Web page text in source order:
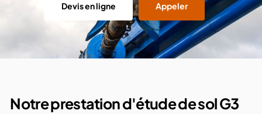
Devis en ligne Appeler
Notre prestation d'étude de sol G3